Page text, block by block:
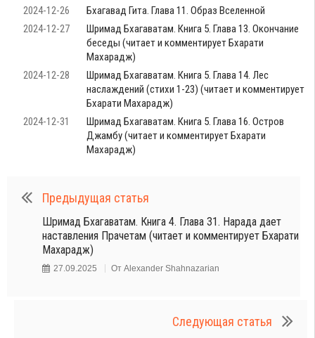
2024-12-26
Бхагавад Гита. Глава 11. Образ Вселенной
2024-12-27
Шримад Бхагаватам. Книга 5. Глава 13. Окончание
беседы (читает и комментирует Бхарати
Махарадж)
2024-12-28
Шримад Бхагаватам. Книга 5. Глава 14. Лес
наслаждений (стихи 1-23) (читает и комментирует
Бхарати Махарадж)
2024-12-31
Шримад Бхагаватам. Книга 5. Глава 16. Остров
Джамбу (читает и комментирует Бхарати
Махарадж)
Предыдущая статья
Шримад Бхагаватам. Книга 4. Глава 31. Нарада дает
наставления Прачетам (читает и комментирует Бхарати
Махарадж)
27.09.2025 От Alexander Shahnazarian
Следующая статья